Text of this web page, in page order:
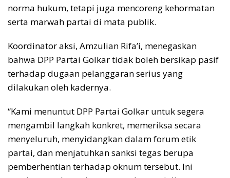
norma hukum, tetapi juga mencoreng kehormatan
serta marwah partai di mata publik.
Koordinator aksi, Amzulian Rifa’i, menegaskan
bahwa DPP Partai Golkar tidak boleh bersikap pasif
terhadap dugaan pelanggaran serius yang
dilakukan oleh kadernya.
“Kami menuntut DPP Partai Golkar untuk segera
mengambil langkah konkret, memeriksa secara
menyeluruh, menyidangkan dalam forum etik
partai, dan menjatuhkan sanksi tegas berupa
pemberhentian terhadap oknum tersebut. Ini